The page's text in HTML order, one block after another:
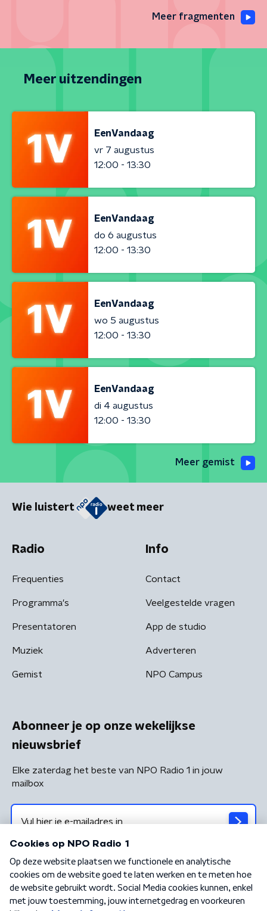
Meer fragmenten
Meer uitzendingen
EenVandaag
vr 7 augustus
12:00 - 13:30
EenVandaag
do 6 augustus
12:00 - 13:30
EenVandaag
wo 5 augustus
12:00 - 13:30
EenVandaag
di 4 augustus
12:00 - 13:30
Meer gemist
Wie luistert weet meer
Radio
Frequenties
Programma's
Presentatoren
Muziek
Gemist
Info
Contact
Veelgestelde vragen
App de studio
Adverteren
NPO Campus
Abonneer je op onze wekelijkse
nieuwsbrief
Elke zaterdag het beste van NPO Radio 1 in jouw
mailbox
Algemene voorwaarden